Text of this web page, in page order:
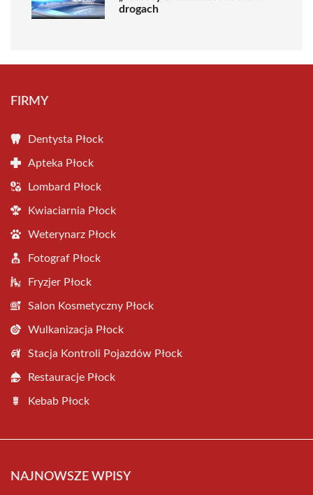
drogach
FIRMY
Dentysta Płock
Apteka Płock
Lombard Płock
Kwiaciarnia Płock
Weterynarz Płock
Fotograf Płock
Fryzjer Płock
Salon Kosmetyczny Płock
Wulkanizacja Płock
Stacja Kontroli Pojazdów Płock
Restauracje Płock
Kebab Płock
NAJNOWSZE WPISY